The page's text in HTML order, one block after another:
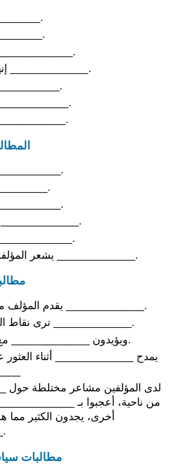
يمدحون
يحتفل بـ
إنها تشيد بفكرة
إنهم يصادقون على _____________.
إنه معجب بـ
تجد القيمة في
إنهم يهتفون بـ
ينتقد المؤلف
إنها تستنكر
يجد خطأ في
يندمون على ذلك _____________.
يشتكون من أن
يشعر المؤلفون بخيبة أمل في _____________.
يقدم المؤلف مراجعة مختلطة لـ _____________.
ترى نقاط القوة والضعف في _____________.
ويؤيدون _____________ مع بعض التحفظات.
يمدح _____________ أثناء
لدى المؤلفين مشاعر مختلطة حول
من ناحية، أعجبوا بـ
أخرى، يجدون الكثير
مطالبات